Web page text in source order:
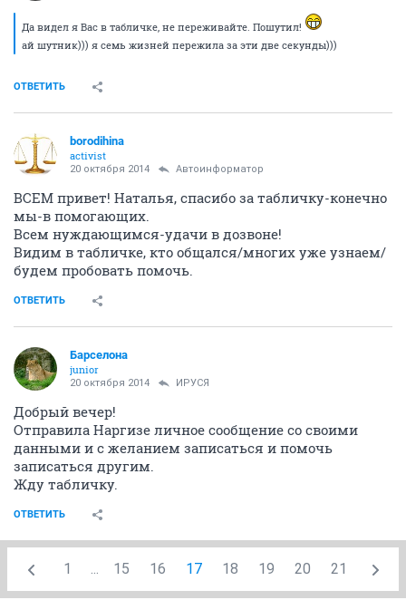
Да видел я Вас в табличке, не переживайте. Пошутил!
ай шутник))) я семь жизней пережила за эти две секунды)))
ОТВЕТИТЬ
borodihina
activist
20 октября 2014 Автоинформатор
ВСЕМ привет! Наталья, спасибо за табличку-конечно
мы-в помогающих.
Всем нуждающимся-удачи в дозвоне!
Видим в табличке, кто общался/многих уже узнаем/
будем пробовать помочь.
ОТВЕТИТЬ
Барселона
junior
20 октября 2014 ИРУСЯ
Добрый вечер!
Отправила Наргизе личное сообщение со своими
данными и с желанием записаться и помочь
записаться другим.
Жду табличку.
ОТВЕТИТЬ
1 ... 15 16 17 18 19 20 21